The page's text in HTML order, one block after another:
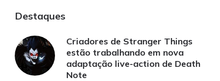
Destaques
Criadores de Stranger Things
estão trabalhando em nova
adaptação live-action de Death
Note